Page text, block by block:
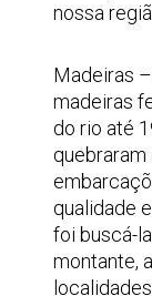
nossa
Madeiras
madeiras
do rio até
qualidade
foi buscá-
montante,